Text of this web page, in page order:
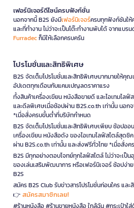
เฟอร์นิเจอร์ดีไซน์ครบฟังก์ชั่น
นอกจากนี้ B2S ยังมีเฟอร์นิเจอร์ครบทุกฟังก์ชันใ
และที่ทำงาน ไม่ว่าจะเป็นโต๊ะทำงานพับได้ จากแบร
Furradecก็มีให้เลือกครบครัน
โปรโมชั่นและสิทธิพิเศษ
B2S จัดเต็มโปรโมชั่นและสิทธิพิเศษมากมายให้คุ
อัปเดตทุกเดือนกับแคมเปญลดราคาแรง
ทั้งสินค้าเครื่องเขียน หนังสือขายดี และไอเทมไล
และดีลพิเศษเมื่อช้อปผ่าน B2S.co.th เท่านั้น นอก
*เมื่อสั่งครบขั้นต่ำที่บริษัทกำหนด
B2S จัดเต็มโปรโมชั่นและสิทธิพิเศษเพียบ ช้อปออ
เครื่องเขียน หนังสือดัง ของไอเทมไลฟ์สไตล์สุด
ผ่าน B2S.co.th เท่านั้น และส่งฟรีทั่วไทย *เมื่อสั่ง
B2S มีทุกอย่างตอบโจทย์ทุกไลฟ์สไตล์ ไม่ว่าจะเป็
ของเล่นเสริมพัฒนาการ หรือเฟอร์นิเจอร์ ช้อปง่า
B2S
สมัคร B2S Club รับข่าวสารโปรโมชั่นก่อนใคร แล
👉 สมัครสมาชิกเลย!
#ร้านหนังสือ #ร้านขายหนังสือ ใกล้ฉัน #กระเป๋าใ